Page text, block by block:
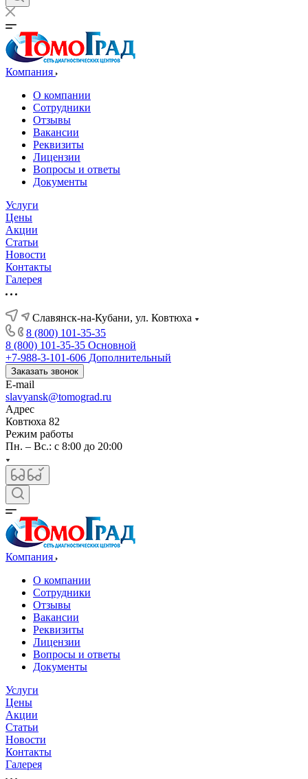
Компания
О компании
Сотрудники
Отзывы
Вакансии
Реквизиты
Лицензии
Вопросы и ответы
Документы
Услуги
Цены
Акции
Статьи
Новости
Контакты
Галерея
Славянск-на-Кубани, ул. Ковтюха
8 (800) 101-35-35
8 (800) 101-35-35 Основной
+7-988-3-101-606 Дополнительный
Заказать звонок
E-mail
slavyansk@tomograd.ru
Адрес
Ковтюха 82
Режим работы
Пн. – Вс.: с 8:00 до 20:00
Компания
О компании
Сотрудники
Отзывы
Вакансии
Реквизиты
Лицензии
Вопросы и ответы
Документы
Услуги
Цены
Акции
Статьи
Новости
Контакты
Галерея